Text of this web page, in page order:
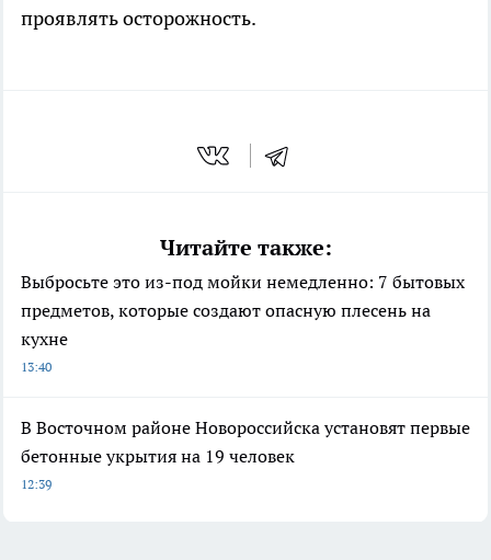
проявлять осторожность.
Читайте также:
Выбросьте это из-под мойки немедленно: 7 бытовых
предметов, которые создают опасную плесень на
кухне
13:40
В Восточном районе Новороссийска установят первые
бетонные укрытия на 19 человек
12:39